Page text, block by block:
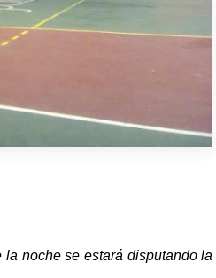
noche se estará disputando la